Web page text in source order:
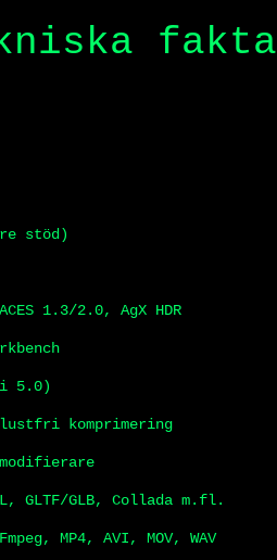
fakta
stöd)
1.3/2.0, AgX HDR
5.0)
komprimering
modifierare
GLTF/GLB, Collada m.fl.
MP4, AVI, MOV, WAV